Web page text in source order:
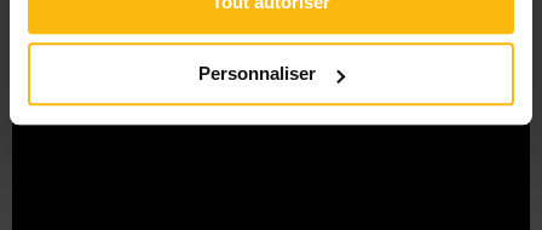
Personnaliser